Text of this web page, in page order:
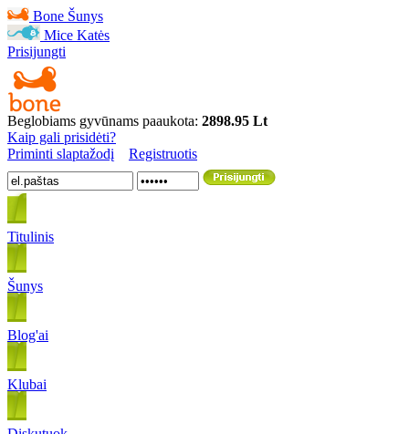
Bone Šunys
Mice Katės
Prisijungti
Beglobiams gyvūnams paaukota: 2898.95 Lt
Kaip gali prisidėti?
Priminti slaptažodį
Registruotis
Titulinis
Šunys
Blog'ai
Klubai